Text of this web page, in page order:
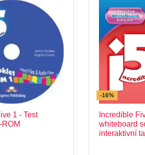
Hearts Happy Rhymes
Enterprise On Screen
Spark Storyland -
Starter
1 - Test
-16%
Incredible
whiteboard
interaktivní